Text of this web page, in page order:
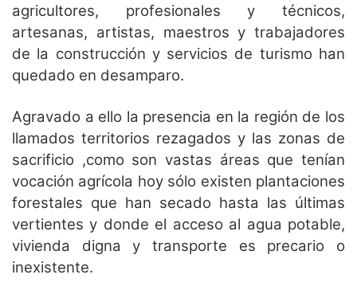
agricultores, profesionales y técnicos,
artesanas, artistas, maestros y trabajadores
de la construcción y servicios de turismo han
quedado en desamparo.
Agravado a ello la presencia en la región de los
llamados territorios rezagados y las zonas de
sacrificio ,como son vastas áreas que tenían
vocación agrícola hoy sólo existen plantaciones
forestales que han secado hasta las últimas
vertientes y donde el acceso al agua potable,
vivienda digna y transporte es precario o
inexistente.